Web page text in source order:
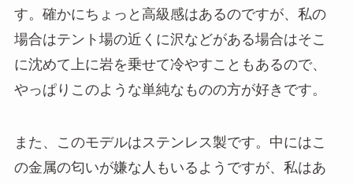
す。確かにちょっと高級感はあるのですが、私の
場合はテント場の近くに沢などがある場合はそこ
に沈めて上に岩を乗せて冷やすこともあるので、
やっぱりこのような単純なものの方が好きです。
また、このモデルはステンレス製です。中にはこ
の金属の匂いが嫌な人もいるようですが、私はあ